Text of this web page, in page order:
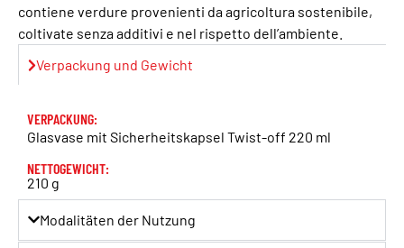
contiene verdure provenienti da agricoltura sostenibile,
coltivate senza additivi e nel rispetto dell’ambiente.
Verpackung und Gewicht
VERPACKUNG:
Glasvase mit Sicherheitskapsel Twist-off 220 ml
NETTOGEWICHT:
210 g
Modalitäten der Nutzung